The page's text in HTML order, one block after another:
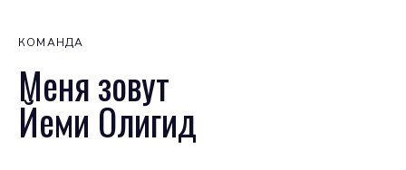
КОМАНДА
Меня зовут
Йеми Олигид